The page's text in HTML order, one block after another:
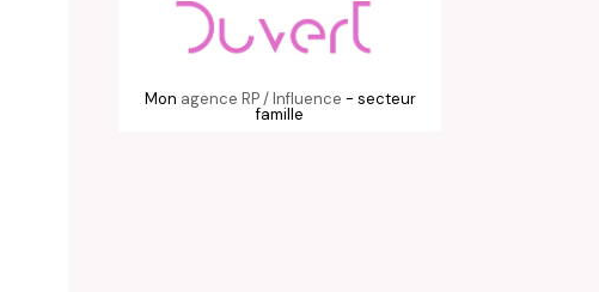
Mon agence RP / Influence - secteur
famille